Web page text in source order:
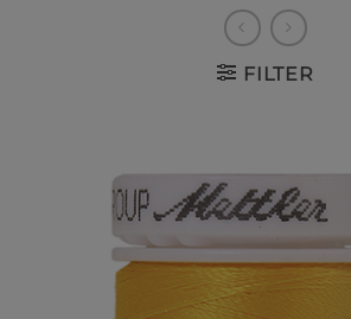
FILTER